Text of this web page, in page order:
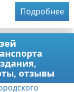
Подробнее
отзывы